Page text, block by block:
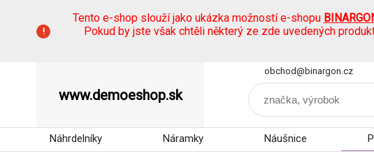
Tento e-shop slouží jako ukázka možností e-shopu
Pokud by jste však chtěli některý ze zde uvedených
www.demoeshop.sk
obchod@binargon.cz
Náhrdelníky Náramky Náušnice